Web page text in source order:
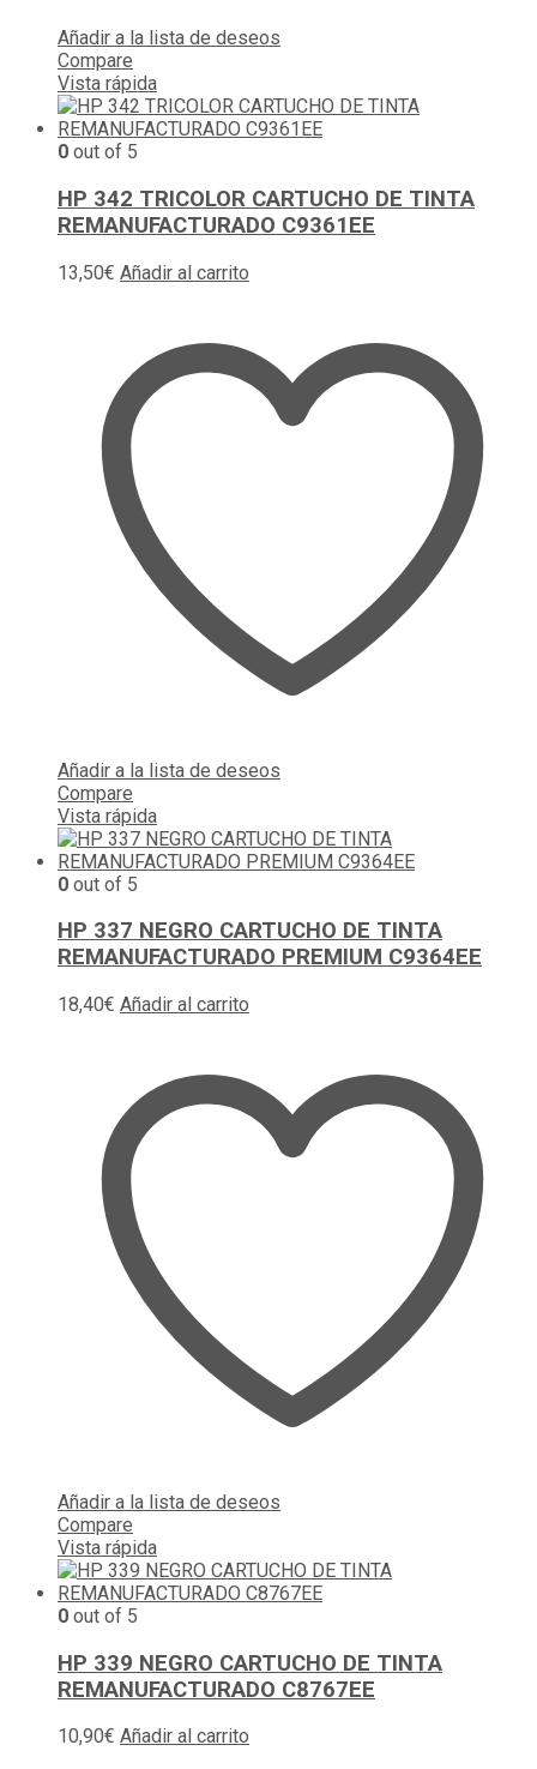
Añadir a la lista de deseos
Compare
Vista rápida
0 out of 5
HP 342 TRICOLOR CARTUCHO DE TINTA
REMANUFACTURADO C9361EE
13,50€ Añadir al carrito
Añadir a la lista de deseos
Compare
Vista rápida
0 out of 5
HP 337 NEGRO CARTUCHO DE TINTA
REMANUFACTURADO PREMIUM C9364EE
18,40€ Añadir al carrito
Añadir a la lista de deseos
Compare
Vista rápida
0 out of 5
HP 339 NEGRO CARTUCHO DE TINTA
REMANUFACTURADO C8767EE
10,90€ Añadir al carrito